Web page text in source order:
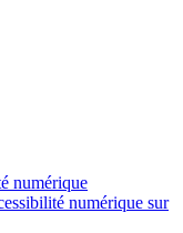
numérique
numérique sur